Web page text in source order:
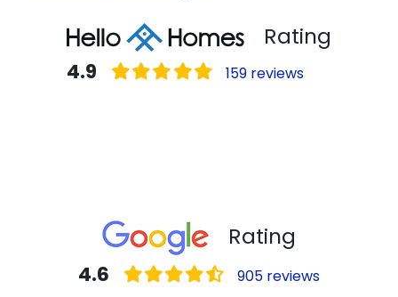
Rating
4.9 159 reviews
Rating
4.6 905 reviews